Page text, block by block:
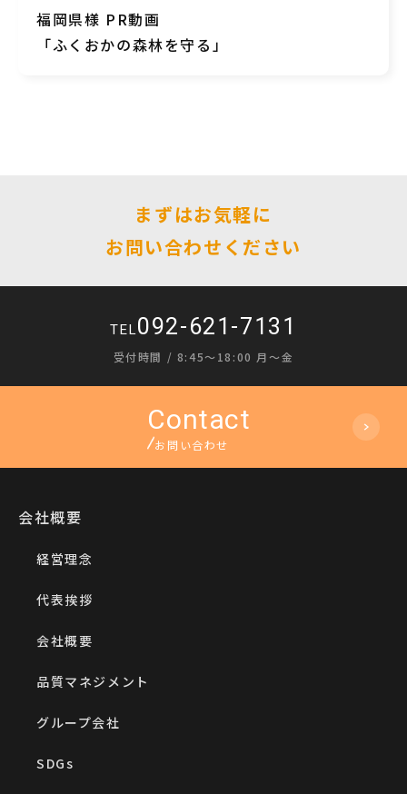
福岡県様 PR動画
「ふくおかの森林を守る」
まずはお気軽に
お問い合わせください
TEL092-621-7131
受付時間 / 8:45〜18:00 月〜金
お問い合わせ
会社概要
経営理念
代表挨拶
会社概要
品質マネジメント
グループ会社
SDGs